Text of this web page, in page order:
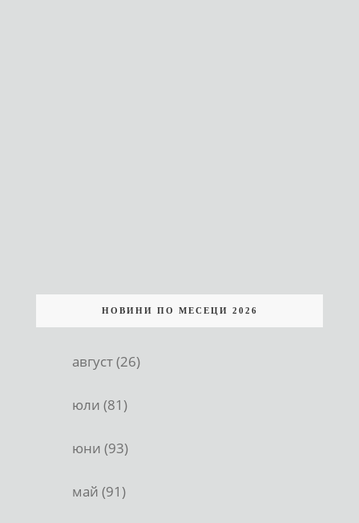
НОВИНИ ПО МЕСЕЦИ 2026
август (26)
юли (81)
юни (93)
май (91)